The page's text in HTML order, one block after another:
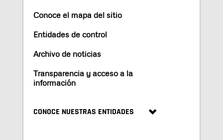
Conoce el mapa del sitio
Entidades de control
Archivo de noticias
Transparencia y acceso a la
información
CONOCE NUESTRAS ENTIDADES